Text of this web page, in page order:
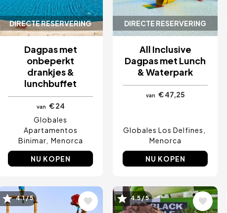
DIRECTE RESERVERING
Dagpas met
onbeperkt
drankjes &
lunchbuffet
van € 24
Globales
Apartamentos
Binimar Menorca
NU KOPEN
DIRECTE RESERVERING
All Inclusive
Dagpas met Lunch
& Waterpark
van € 47,25
Globales Los Delfines
Menorca
NU KOPEN
4.1 / 5 Afbeelding
4.5 / 5